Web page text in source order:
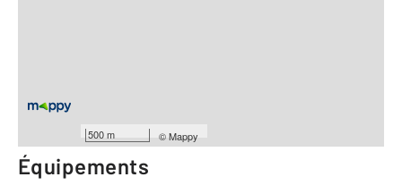
500 m ©Mappy
Année construction : 1900
Équipements